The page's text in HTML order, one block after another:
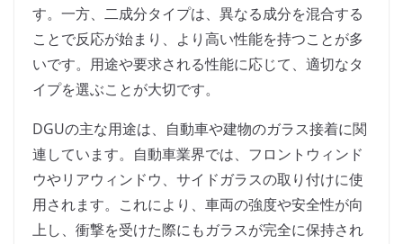
す。一方、二成分タイプは、異なる成分を混合する
ことで反応が始まり、より高い性能を持つことが多
いです。用途や要求される性能に応じて、適切なタ
イプを選ぶことが大切です。
DGUの主な用途は、自動車や建物のガラス接着に関
連しています。自動車業界では、フロントウィンド
ウやリアウィンドウ、サイドガラスの取り付けに使
用されます。これにより、車両の強度や安全性が向
上し、衝撃を受けた際にもガラスが完全に保持され